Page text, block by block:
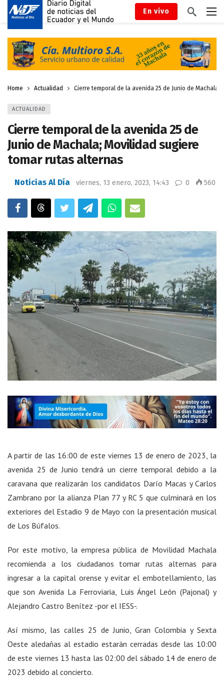
En vivo
Home Actualidad Cierre temporal de la avenida 25 de Junio de
ACTUALIDAD
Cierre temporal de la avenida 25 de
Junio de Machala; Movilidad sugiere
tomar rutas alternas
Noticias Al Día viernes, 13 enero, 2023, 14:43 0 560
A partir de las 16:00 de este viernes 13 de enero de 2023, la
avenida 25 de Junio tendrá un cierre temporal debido a la
caravana que realizarán los candidatos Darío Macas y Carlos
Zambrano por la alianza Plan 77 y RC 5 que culminará en los
exteriores del Estadio 9 de Mayo con la presentación musical
de Los Búfalos.
Por este motivo, la empresa pública de Movilidad Machala
recomienda a los ciudadanos tomar rutas alternas para
ingresar a la capital orense y evitar el embotellamiento, las
que son Avenida La Ferroviaria, Luis Ángel León (Pajonal) y
Alejandro Castro Benítez -por el IESS-.
Así mismo, las calles 25 de Junio, Gran Colombia y Sexta
Oeste aledañas al estadio estarán cerradas desde las 10:00
de este viernes 13 hasta las 02:00 del sábado 14 de enero de
2023 debido al concierto.